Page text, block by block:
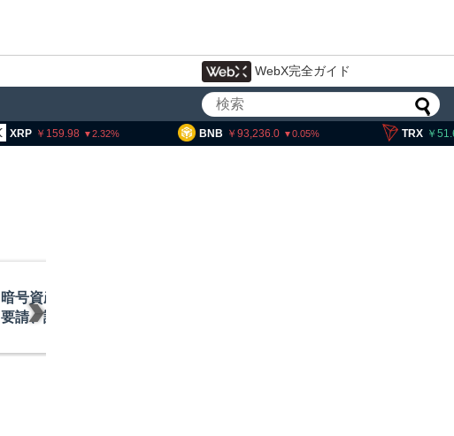
WebX完全ガイド
BNB 93,236.0 0.05 TRX 51.62
ビットコイン・イーサリアム・
XRP、「弱気相場の最終段階に典型